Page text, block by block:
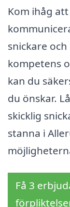
Kom ihåg
snickare
kompetens
kan du
du önskar.
skicklig
stanna i
Få 3